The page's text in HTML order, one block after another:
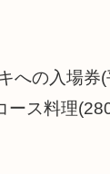
への入場券
ース料理